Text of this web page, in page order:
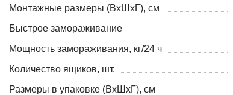
Монтажные размеры (ВxШxГ), cм
Быстрое замораживание
Мощность замораживания, кг/24 ч
Количество ящиков, шт.
Размеры в упаковке (ВxШxГ), cм